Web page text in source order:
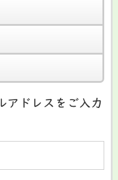
アドレスをご入力